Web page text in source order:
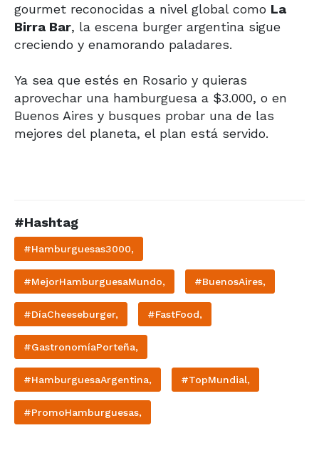
gourmet reconocidas a nivel global como La
Birra Bar, la escena burger argentina sigue
creciendo y enamorando paladares.
Ya sea que estés en Rosario y quieras
aprovechar una hamburguesa a $3.000, o en
Buenos Aires y busques probar una de las
mejores del planeta, el plan está servido.
#Hashtag
#Hamburguesas3000,
#MejorHamburguesaMundo, #BuenosAires,
#DíaCheeseburger, #FastFood,
#GastronomíaPorteña,
#HamburguesaArgentina, #TopMundial,
#PromoHamburguesas,